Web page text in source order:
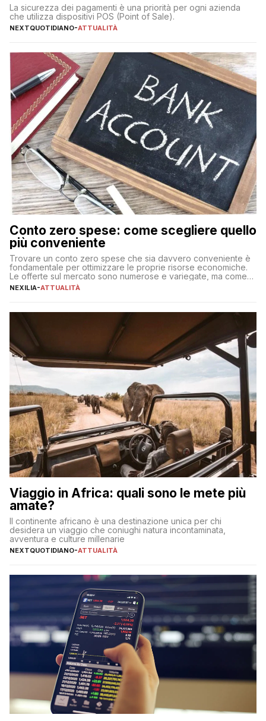
La sicurezza dei pagamenti è una priorità per ogni azienda
che utilizza dispositivi POS (Point of Sale).
NEXTQUOTIDIANO-ATTUALITÀ
Conto zero spese: come scegliere quello
più conveniente
Trovare un conto zero spese che sia davvero conveniente è
fondamentale per ottimizzare le proprie risorse economiche.
Le offerte sul mercato sono numerose e variegate, ma come
individuare quella più adatta alle proprie esigenze senza
sul […]
NEXILIA-ATTUALITÀ
Viaggio in Africa: quali sono le mete più
amate?
Il continente africano è una destinazione unica per chi
desidera un viaggio che coniughi natura incontaminata,
avventura e culture millenarie
NEXTQUOTIDIANO-ATTUALITÀ